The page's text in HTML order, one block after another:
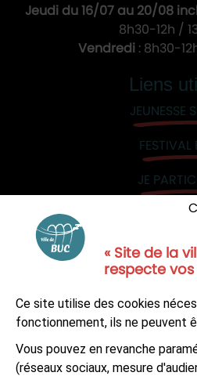
« Site de la
respecte
Ce site utilise des cookies
fonctionnement, ils ne peuvent
Vous pouvez en revanche
(réseaux sociaux, mesure
Jeudi du 16/07 au 20/08
8h30-12h /
Vendredi : 8h30-
Liens
JEUNESSE
FESTIVAL
JE
NOUS
S'ABONNER À LA
Suivez-nous sur